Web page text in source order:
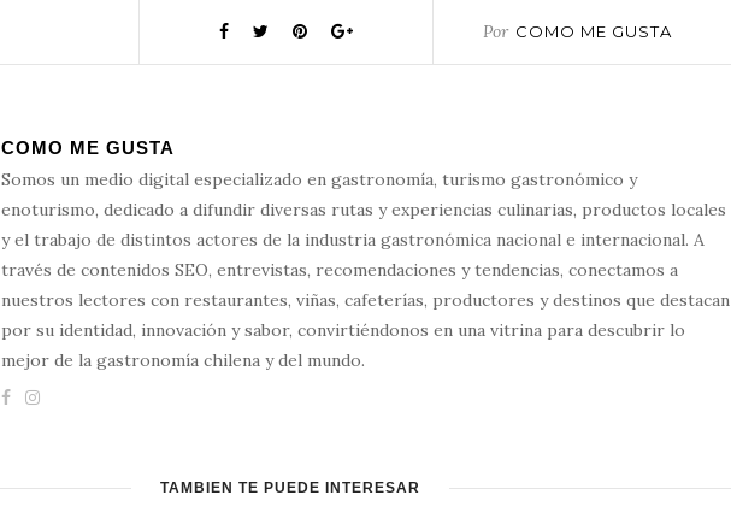
Por COMO ME GUSTA
COMO ME GUSTA
Somos un medio digital especializado en gastronomía, turismo gastronómico y
enoturismo, dedicado a difundir diversas rutas y experiencias culinarias, productos locales
y el trabajo de distintos actores de la industria gastronómica nacional e internacional. A
través de contenidos SEO, entrevistas, recomendaciones y tendencias, conectamos a
nuestros lectores con restaurantes, viñas, cafeterías, productores y destinos que destacan
por su identidad, innovación y sabor, convirtiéndonos en una vitrina para descubrir lo
mejor de la gastronomía chilena y del mundo.
TAMBIÉN TE PUEDE INTERESAR